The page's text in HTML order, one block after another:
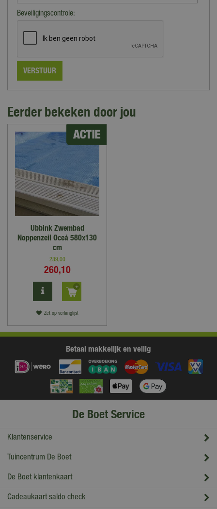
Beveiligingscontrole:
Eerder bekeken door jou
Ubbink Zwembad
Noppenzeil Oceá 580x130
cm
289,00
260,10
Zet op verlanglijst
Betaal makkelijk en veilig
De Boet Service
Klantenservice
Tuincentrum De Boet
De Boet klantenkaart
Cadeaukaart saldo check